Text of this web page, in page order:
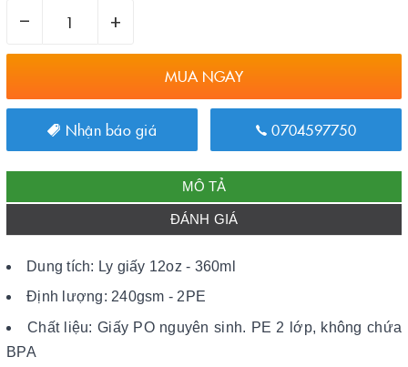
– +
MUA NGAY
Nhận báo giá 0704597750
MÔ TẢ
ĐÁNH GIÁ
Dung tích: Ly giấy 12oz - 360ml
Định lượng: 240gsm - 2PE
Chất liệu: Giấy PO nguyên sinh. PE 2 lớp, không chứa
BPA